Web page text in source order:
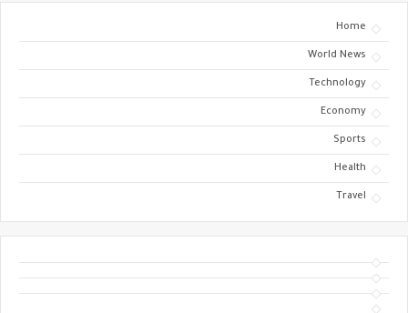
Home
World News
Technology
Economy
Sports
Health
Travel